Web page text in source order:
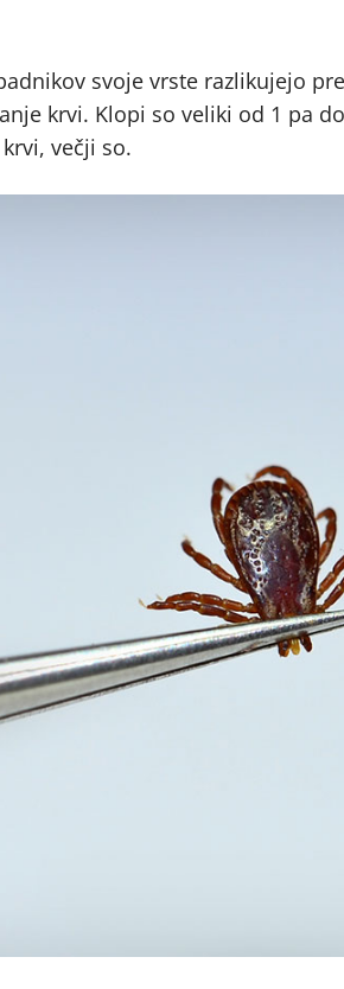
svoje vrste razlikujejo
krvi. Klopi so veliki od 1 pa
večji so.